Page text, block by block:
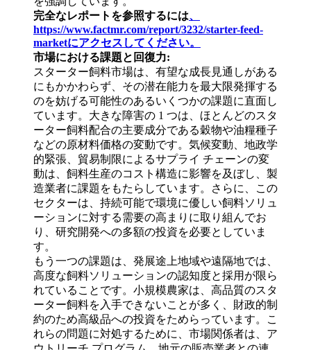
完全なレポートを参照するには、
https://www.factmr.com/report/3232/starter-feed-
marketにアクセスしてください。
市場における課題と回復力:
スターター飼料市場は、有望な成長見通しがある
にもかかわらず、その潜在能力を最大限発揮する
のを妨げる可能性のあるいくつかの課題に直面し
ています。大きな障害の 1 つは、ほとんどのスタ
ーター飼料配合の主要成分である穀物や油糧種子
などの原材料価格の変動です。気候変動、地政学
的緊張、貿易制限によるサプライ チェーンの変
動は、飼料生産のコスト構造に影響を及ぼし、製
造業者に課題をもたらしています。さらに、この
セクターは、持続可能で環境に優しい飼料ソリュ
ーションに対する需要の高まりに取り組んでお
り、研究開発への多額の投資を必要としていま
す。
もう一つの課題は、発展途上地域や遠隔地では、
高度な飼料ソリューションの認知度と採用が限ら
れていることです。小規模農家は、高品質のスタ
ーター飼料を入手できないことが多く、財政的制
約のため高級品への投資をためらっています。こ
れらの問題に対処するために、市場関係者は、ア